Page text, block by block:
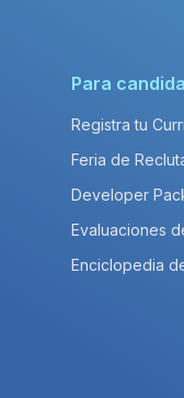
Para
Registra tu
Feria de
Developer
Evaluaciones
Enciclopedia